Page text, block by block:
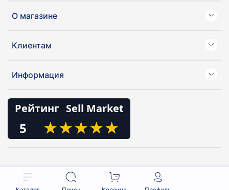
О магазине
Клиентам
Информация
Рейтинг Sell Market
5 ★
★★
★★
★★
★★
★